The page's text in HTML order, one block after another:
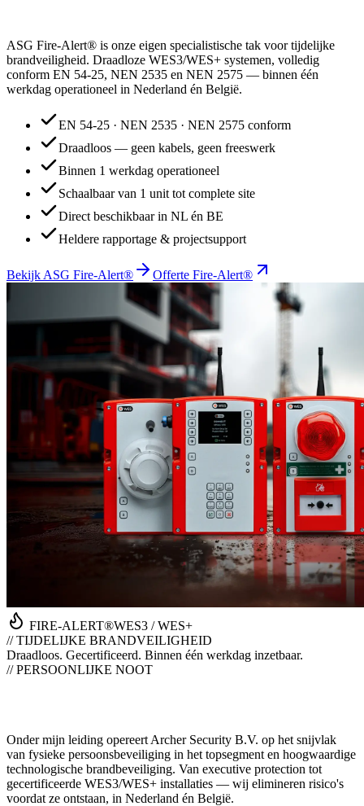
ASG Fire-Alert® is onze eigen specialistische tak voor tijdelijke
brandveiligheid. Draadloze WES3/WES+ systemen, volledig
conform EN 54-25, NEN 2535 en NEN 2575 — binnen één
werkdag operationeel in Nederland én België.
EN 54-25 · NEN 2535 · NEN 2575 conform
Draadloos — geen kabels, geen freeswerk
Binnen 1 werkdag operationeel
Schaalbaar van 1 unit tot complete site
Direct beschikbaar in NL én BE
Heldere rapportage & projectsupport
Bekijk ASG Fire-Alert® Offerte Fire-Alert®
FIRE-ALERT®WES3 / WES+
// TIJDELIJKE BRANDVEILIGHEID
Draadloos. Gecertificeerd. Binnen één werkdag inzetbaar.
// PERSOONLIJKE NOOT
Onder mijn leiding opereert Archer Security B.V. op het snijvlak
van fysieke persoonsbeveiliging in het topsegment en hoogwaardige
technologische brandbeveiliging. Van executive protection tot
gecertificeerde WES3/WES+ installaties — wij elimineren risico's
voordat ze ontstaan, in Nederland én België.